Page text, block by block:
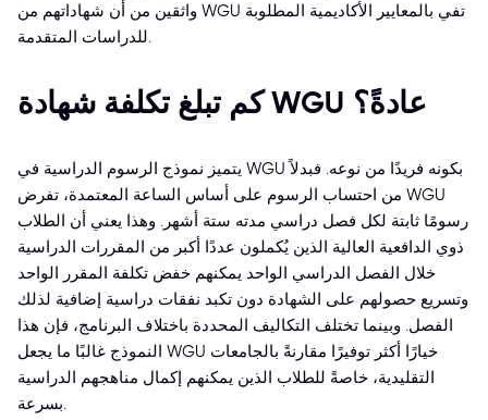
واثقين من أن شهاداتهم من WGU تفي بالمعايير الأكاديمية المطلوبة
للدراسات المتقدمة.
كم تبلغ تكلفة شهادة WGU عادةً؟
يتميز نموذج الرسوم الدراسية في WGU بكونه فريدًا من نوعه. فبدلاً
من احتساب الرسوم على أساس الساعة المعتمدة، تفرض WGU
رسومًا ثابتة لكل فصل دراسي مدته ستة أشهر. وهذا يعني أن الطلاب
ذوي الدافعية العالية الذين يُكملون عددًا أكبر من المقررات الدراسية
خلال الفصل الدراسي الواحد يمكنهم خفض تكلفة المقرر الواحد
وتسريع حصولهم على الشهادة دون تكبد نفقات دراسية إضافية لذلك
الفصل. وبينما تختلف التكاليف المحددة باختلاف البرنامج، فإن هذا
النموذج غالبًا ما يجعل WGU خيارًا أكثر توفيرًا مقارنةً بالجامعات
التقليدية، خاصةً للطلاب الذين يمكنهم إكمال مناهجهم الدراسية
بسرعة.